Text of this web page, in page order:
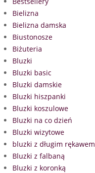
Bielizna
Bielizna damska
Biustonosze
Biżuteria
Bluzki
Bluzki basic
Bluzki damskie
Bluzki hiszpanki
Bluzki koszulowe
Bluzki na co dzień
Bluzki wizytowe
bluzki z długim rękawem
Bluzki z falbaną
Bluzki z koronką